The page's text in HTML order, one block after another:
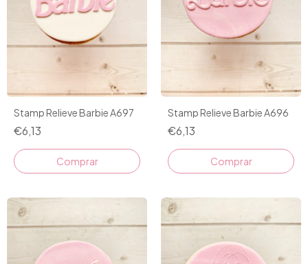
Stamp Relieve Barbie A697
€6,13
Stamp Relieve Barbie A696
€6,13